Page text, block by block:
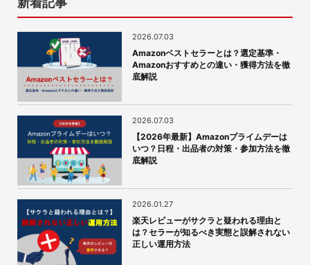
2026.07.03
Amazonベストセラーとは？選定基準・
Amazonおすすめとの違い・獲得方法を徹
底解説
2026.07.03
【2026年最新】Amazonプライムデーは
いつ？日程・出品者の対策・参加方法を徹
底解説
2026.01.27
楽天レビューがサクラと疑われる理由と
は？セラーが知るべき実態と誤解されない
正しい運用方法